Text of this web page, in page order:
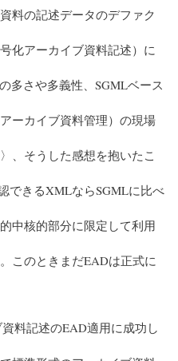
料の記述データのデファク
化アーカイブ資料記述）に
多さや多義性、SGMLベース
ーカイブ資料管理）の現場
、そうした感想を抱いたこ
できるXMLならSGMLに比べ
中核的部分に限定して利用
このときまだEADは正式に
料記述のEAD適用に成功し